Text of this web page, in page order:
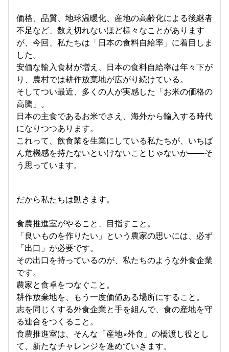
価格、品質、地球温暖化、産地の高齢化による後継者
不足など、数え切れないほど様々なことがあります
が、今回、私たちは「日本の食料自給率」に着目しま
した。
安価な輸入食材が増え、日本の食料自給率は年々下が
り、農村では耕作放棄地が広がり続けている。
そしてつい最近、多くの人が実感した「お米の価格の
高騰」。
日本の主食であるお米でさえ、海外から輸入する時代
になりつつあります。
これって、飲食業を生業にしている私たちが、いちば
ん危機感を持たないといけないことじゃないか——そ
う思っています。
だから私たちは動きます。
食農推進室がやること、目指すこと。
「良いものを作りたい」という農家の思いには、必ず
「出口」が必要です。
その出口を持っているのが、私たちのような外食企業
です。
農家と食卓をつなぐこと。
耕作放棄地を、もう一度価値ある場所にすること。
志を同じくする外食企業と手を組んで、食の産地を守
る連合をつくること。
食農推進室は、そんな「産地×外食」の橋渡し役とし
て、新たなチャレンジを進めていきます。